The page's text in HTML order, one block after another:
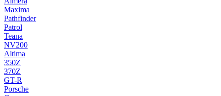
Maxima
Pathfinder
Patrol
Teana
NV200
Altima
350Z
370Z
GT-R
Porsche